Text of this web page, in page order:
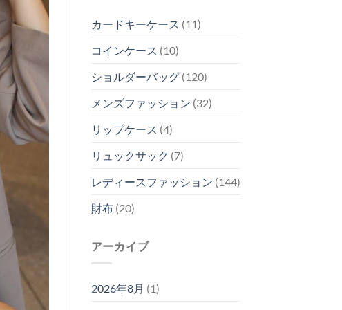
カードキーケース (11)
コインケース (10)
ショルダーバッグ(120)
メンズファッション (32)
リップケース (4)
リュックサック (7)
レディースファッション (144)
財布(20)
アーカイブ
2026年8月 (1)